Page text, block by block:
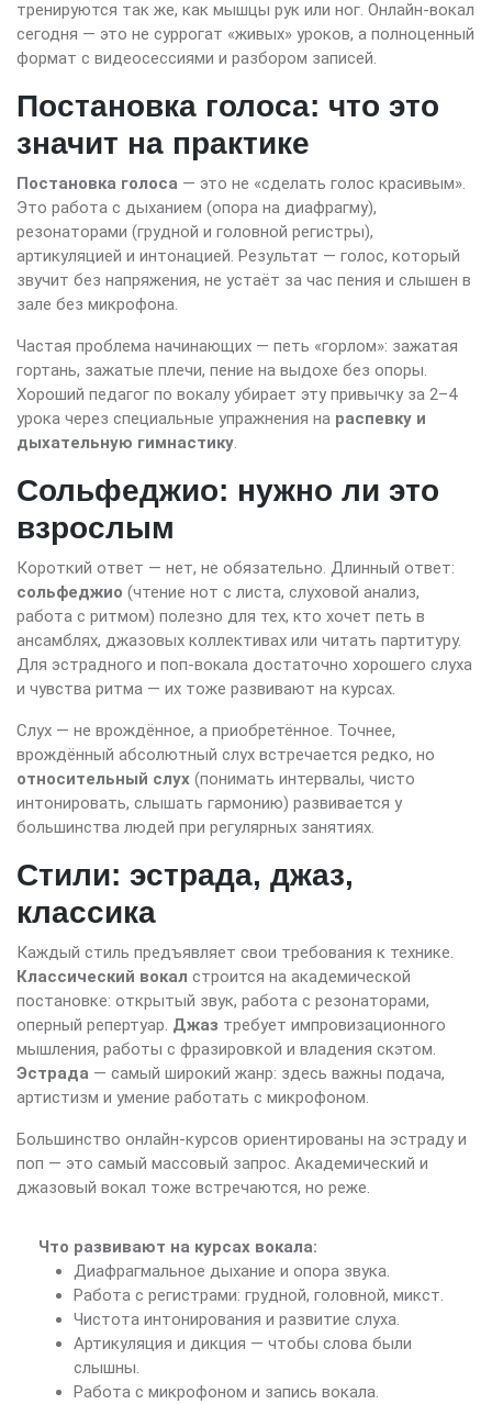
тренируются так же, как мышцы рук или ног. Онлайн-вокал
сегодня — это не суррогат «живых» уроков, а полноценный
формат с видеосессиями и разбором записей.
Постановка голоса: что это
значит на практике
Постановка голоса — это не «сделать голос красивым».
Это работа с дыханием (опора на диафрагму),
резонаторами (грудной и головной регистры),
артикуляцией и интонацией. Результат — голос, который
звучит без напряжения, не устаёт за час пения и слышен в
зале без микрофона.
Частая проблема начинающих — петь «горлом»: зажатая
гортань, зажатые плечи, пение на выдохе без опоры.
Хороший педагог по вокалу убирает эту привычку за 2–4
урока через специальные упражнения на распевку и
дыхательную гимнастику.
Сольфеджио: нужно ли это
взрослым
Короткий ответ — нет, не обязательно. Длинный ответ:
сольфеджио (чтение нот с листа, слуховой анализ,
работа с ритмом) полезно для тех, кто хочет петь в
ансамблях, джазовых коллективах или читать партитуру.
Для эстрадного и поп-вокала достаточно хорошего слуха
и чувства ритма — их тоже развивают на курсах.
Слух — не врождённое, а приобретённое. Точнее,
врождённый абсолютный слух встречается редко, но
относительный слух (понимать интервалы, чисто
интонировать, слышать гармонию) развивается у
большинства людей при регулярных занятиях.
Стили: эстрада, джаз,
классика
Каждый стиль предъявляет свои требования к технике.
Классический вокал строится на академической
постановке: открытый звук, работа с резонаторами,
оперный репертуар. Джаз требует импровизационного
мышления, работы с фразировкой и владения скэтом.
Эстрада — самый широкий жанр: здесь важны подача,
артистизм и умение работать с микрофоном.
Большинство онлайн-курсов ориентированы на эстраду и
поп — это самый массовый запрос. Академический и
джазовый вокал тоже встречаются, но реже.
Что развивают на курсах вокала:
Диафрагмальное дыхание и опора звука.
Работа с регистрами: грудной, головной, микст.
Чистота интонирования и развитие слуха.
Артикуляция и дикция — чтобы слова были
слышны.
Работа с микрофоном и запись вокала.